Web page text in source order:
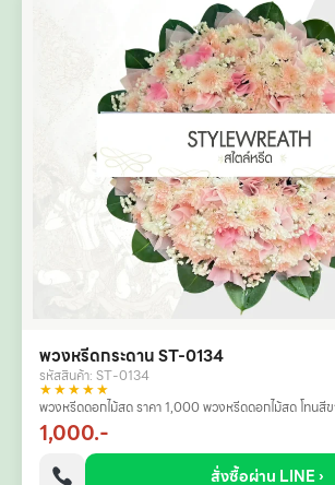
พวงหรีดกระดาน ST-0134
รหัสสินค้า: ST-0134
★★★★★
พวงหรีดดอกไม้สด ราคา 1,000 พวงหรีดดอกไม้สด โทน
1,000.-
สั่งซื้อผ่าน LINE ›